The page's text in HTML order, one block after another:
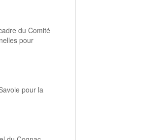
du Comité
pour
pour la